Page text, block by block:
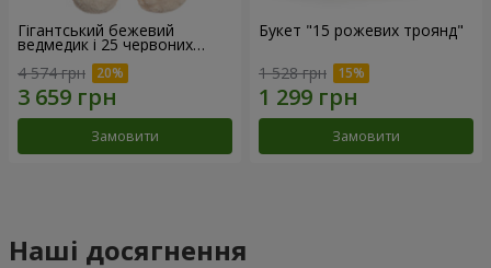
Гігантський бежевий
ведмедик і 25 червоних
троянд
4 574 грн
Замовити
Букет "15 рожевих троянд"
1 528 грн
Замовити
Наші досягнення